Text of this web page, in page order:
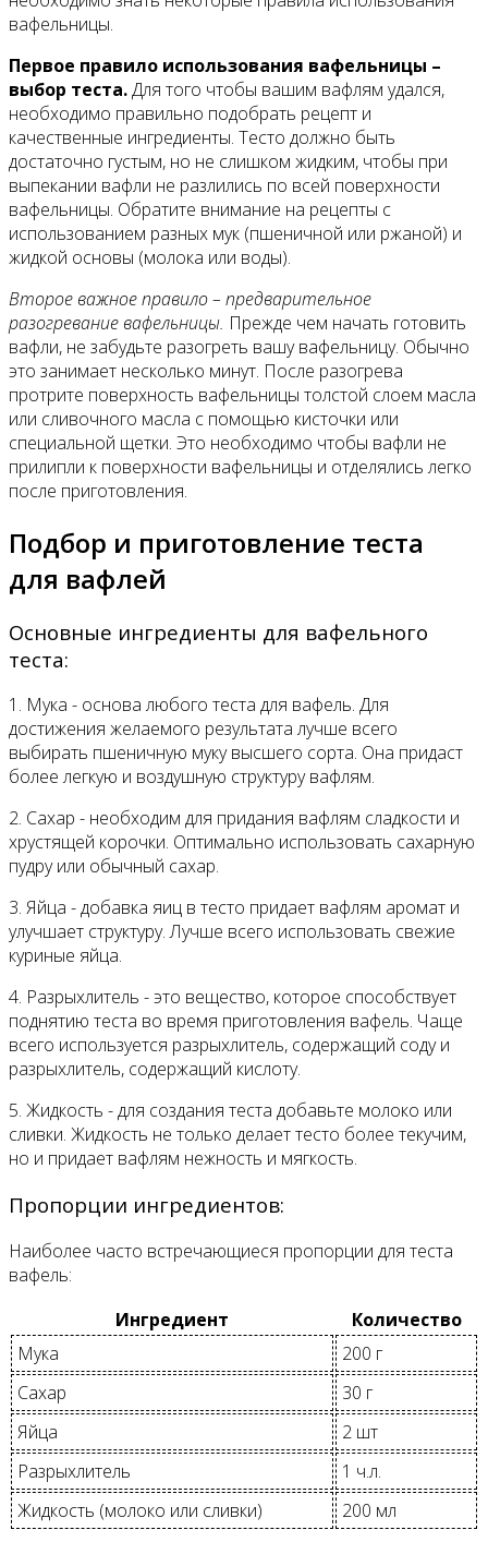
вафельницы.
Первое правило использования вафельницы –
выбор теста.Для того чтобы вашим вафлям удался,
необходимо правильно подобрать рецепт и
качественные ингредиенты. Тесто должно быть
достаточно густым, но не слишком жидким, чтобы при
выпекании вафли не разлились по всей поверхности
вафельницы. Обратите внимание на рецепты с
использованием разных мук (пшеничной или ржаной) и
жидкой основы (молока или воды).
Второе важное правило – предварительное
разогревание вафельницы. Прежде чем начать готовить
вафли, не забудьте разогреть вашу вафельницу. Обычно
это занимает несколько минут. После разогрева
протрите поверхность вафельницы толстой слоем масла
или сливочного масла с помощью кисточки или
специальной щетки. Это необходимо чтобы вафли не
прилипли к поверхности вафельницы и отделялись легко
после приготовления.
Подбор и приготовление теста
для вафлей
Основные ингредиенты для вафельного
теста:
1. Мука - основа любого теста для вафель. Для
достижения желаемого результата лучше всего
выбирать пшеничную муку высшего сорта. Она придаст
более легкую и воздушную структуру вафлям.
2. Сахар - необходим для придания вафлям сладкости и
хрустящей корочки. Оптимально использовать сахарную
пудру или обычный сахар.
3. Яйца - добавка яиц в тесто придает вафлям аромат и
улучшает структуру. Лучше всего использовать свежие
куриные яйца.
4. Разрыхлитель - это вещество, которое способствует
поднятию теста во время приготовления вафель. Чаще
всего используется разрыхлитель, содержащий соду и
разрыхлитель, содержащий кислоту.
5. Жидкость - для создания теста добавьте молоко или
сливки. Жидкость не только делает тесто более текучим,
но и придает вафлям нежность и мягкость.
Пропорции ингредиентов:
Наиболее часто встречающиеся пропорции для теста
вафель:
Ингредиент
Количество
Мука
200 г
Сахар
30 г
Яйца
2 шт
Разрыхлитель
1 ч.л.
Жидкость (молоко или сливки)
200 мл